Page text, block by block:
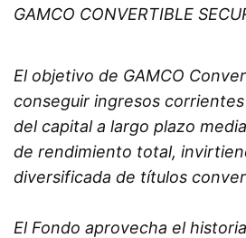
GAMCO CONVERTIBLE
El objetivo de GAMCO
conseguir ingresos
del capital a largo plazo
de rendimiento total,
diversificada de títulos
El Fondo aprovecha el